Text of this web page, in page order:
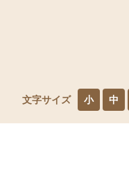
文字サイズ 小 中